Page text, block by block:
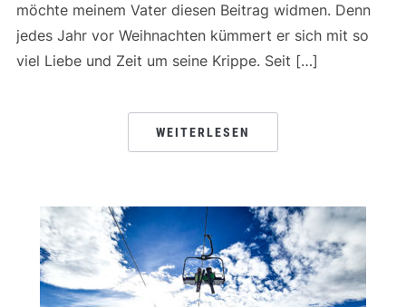
möchte meinem Vater diesen Beitrag widmen. Denn
jedes Jahr vor Weihnachten kümmert er sich mit so
viel Liebe und Zeit um seine Krippe. Seit […]
WEITERLESEN